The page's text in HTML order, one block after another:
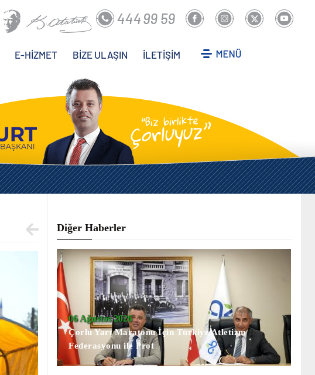
E-HİZMET BİZE ULAŞIN İLETİŞİM
Diğer Haberler
06 Ağustos 2026
Çorlu Yarı Maratonu İçin Türkiye Atletizm
Federasyonu ile Prot